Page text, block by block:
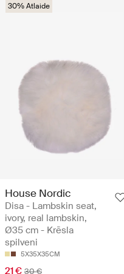
30% Atlaide
House Nordic
Disa - Lambskin seat,
ivory, real lambskin,
Ø35 cm - Krēsla
spilveni
5X35X35CM
21 € 30 €